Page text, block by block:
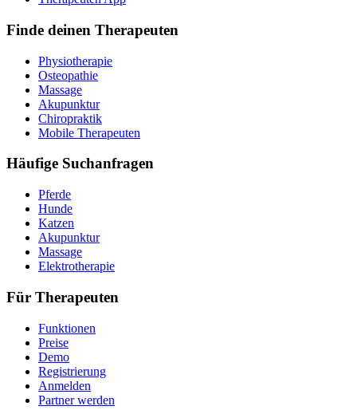
Finde deinen Therapeuten
Physiotherapie
Osteopathie
Massage
Akupunktur
Chiropraktik
Mobile Therapeuten
Häufige Suchanfragen
Pferde
Hunde
Katzen
Akupunktur
Massage
Elektrotherapie
Für Therapeuten
Funktionen
Preise
Demo
Registrierung
Anmelden
Partner werden